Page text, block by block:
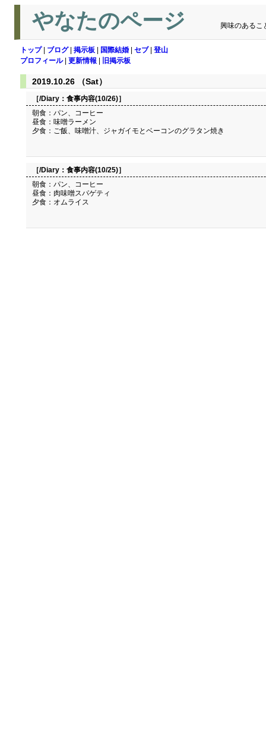
やなたのページ 興味のあるこ
トップ| ブログ| 掲示板 国際結婚 セブ| 登山
プロフィール| 更新情報 旧掲示板
2019.10.26 （Sat）
［/Diary： 食事内容(10/26)］
朝食：パン、コーヒー
昼食：味噌ラーメン
夕食：ご飯、味噌汁、ジャガイモとベーコンのグラタン焼き
［/Diary： 食事内容(10/25)］
朝食：パン、コーヒー
昼食：肉味噌スパゲティ
夕食：オムライス